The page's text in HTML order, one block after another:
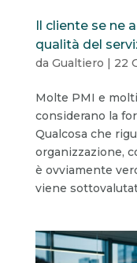
Il cliente se ne
qualità del
da Gualtiero | 22
Molte PMI e
considerano la
Qualcosa che
organizzazione,
è ovviamente
viene